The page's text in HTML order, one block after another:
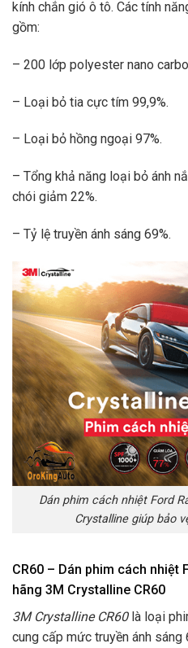
kính chắn gió ô tô. Các tính
gồm:
– 200 lớp polyester nano
– Loại bỏ tia cực tím 99,9%.
– Loại bỏ hồng ngoại 97%.
– Tổng khả năng loại bỏ ánh
chói giảm 22%.
– Tỷ lệ truyền ánh sáng 69%.
Dán phim cách nhiệt Ford
Crystalline giúp bảo
CR60 – Dán phim cách nhiệt
hãng 3M Crystalline CR60
3M Crystalline CR60là loại
cung cấp mức truyền ánh sáng